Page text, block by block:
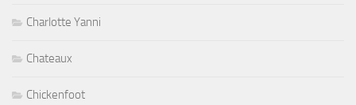
Charlotte Yanni
Chateaux
Chickenfoot